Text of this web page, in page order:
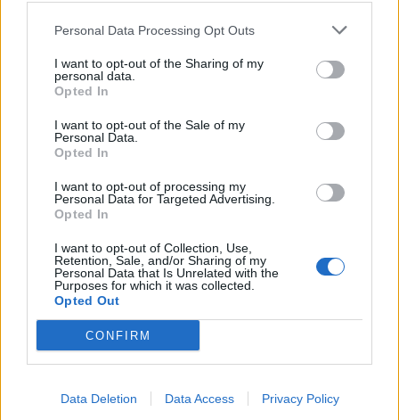
Personal Data Processing Opt Outs
I want to opt-out of the Sharing of my
personal data.
Opted In
I want to opt-out of the Sale of my
Personal Data.
Opted In
I want to opt-out of processing my
Personal Data for Targeted Advertising.
Opted In
I want to opt-out of Collection, Use,
Retention, Sale, and/or Sharing of my
Personal Data that Is Unrelated with the
Purposes for which it was collected.
Opted Out
CONFIRM
Data Deletion Data Access Privacy Policy
Esim for Global|Esim for Europe|Esim for Caribbean
Esim for USA|
for Turkey|Esim for Germany|Esim for Greece|Esim
for Asia
Esim for World Cup 2026
Arabia|Esim for Egypt|Esim for United Arab
Esim for Balkans Esim for Morocco
Esim for United Kingdom Esim for Africa